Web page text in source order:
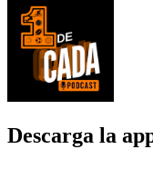
Descarga la